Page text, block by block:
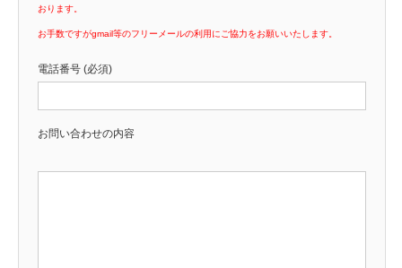
おります。
お手数ですがgmail等のフリーメールの利用にご協力をお願いいたします。
電話番号 (必須)
お問い合わせの内容